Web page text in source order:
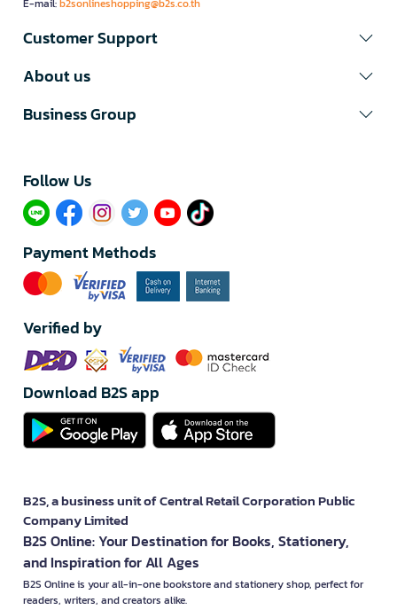
E-mail:b2sonlineshopping@b2s.co.th
Customer Support
About us
Business Group
Follow Us​
Payment Methods
Verified by
Download B2S app
B2S, a business unit of Central Retail Corporation Public
Company Limited
B2S Online: Your Destination for Books, Stationery,
and Inspiration for All Ages
B2S Online is your all-in-one bookstore and stationery shop, perfect for
readers, writers, and creators alike.